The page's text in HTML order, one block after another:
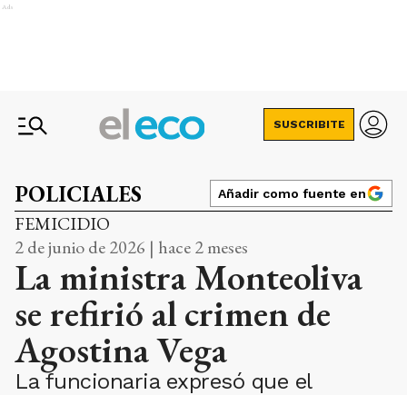
Ads
SUSCRIBITE
POLICIALES Añadir como fuente en
FEMICIDIO
2 de junio de 2026 | hace 2 meses
La ministra Monteoliva
se refirió al crimen de
Agostina Vega
La funcionaria expresó que el